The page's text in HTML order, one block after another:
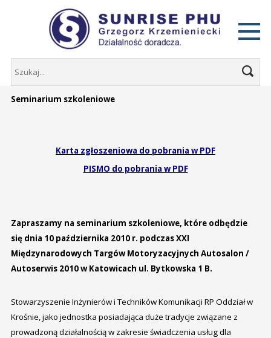
Seminarium szkoleniowe
Karta zgłoszeniowa do pobrania w PDF
PISMO do pobrania w PDF
Zapraszamy na seminarium szkoleniowe, które odbędzie
się dnia 10 października 2010 r. podczas XXI
Międzynarodowych Targów Motoryzacyjnych Autosalon /
Autoserwis 2010 w Katowicach ul. Bytkowska 1 B.
Stowarzyszenie Inżynierów i Techników Komunikacji RP Oddział w
Krośnie, jako jednostka posiadająca duże tradycje związane z
prowadzoną działalnością w zakresie świadczenia usług dla